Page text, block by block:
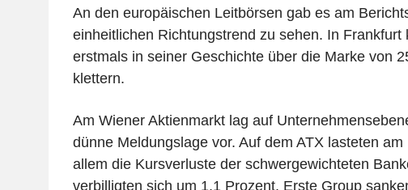
An den europäischen Leitbörsen gab es am
einheitlichen Richtungstrend zu sehen. In Frankfurt
erstmals in seiner Geschichte über die Marke von
klettern.
Am Wiener Aktienmarkt lag auf
dünne Meldungslage vor. Auf dem ATX lasteten
allem die Kursverluste der schwergewichteten
verbilligten sich um 1,1 Prozent. Erste Group